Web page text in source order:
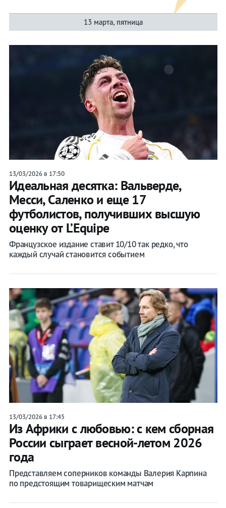
13 марта, пятница
13/03/2026 в 17:50
Идеальная десятка: Вальверде,
Месси, Саленко и еще 17
футболистов, получивших высшую
оценку от L’Equipe
Французское издание ставит 10/10 так редко, что
каждый случай становится событием
13/03/2026 в 17:45
Из Африки с любовью: с кем сборная
России сыграет весной-летом 2026
года
Представляем соперников команды Валерия Карпина
по предстоящим товарищеским матчам